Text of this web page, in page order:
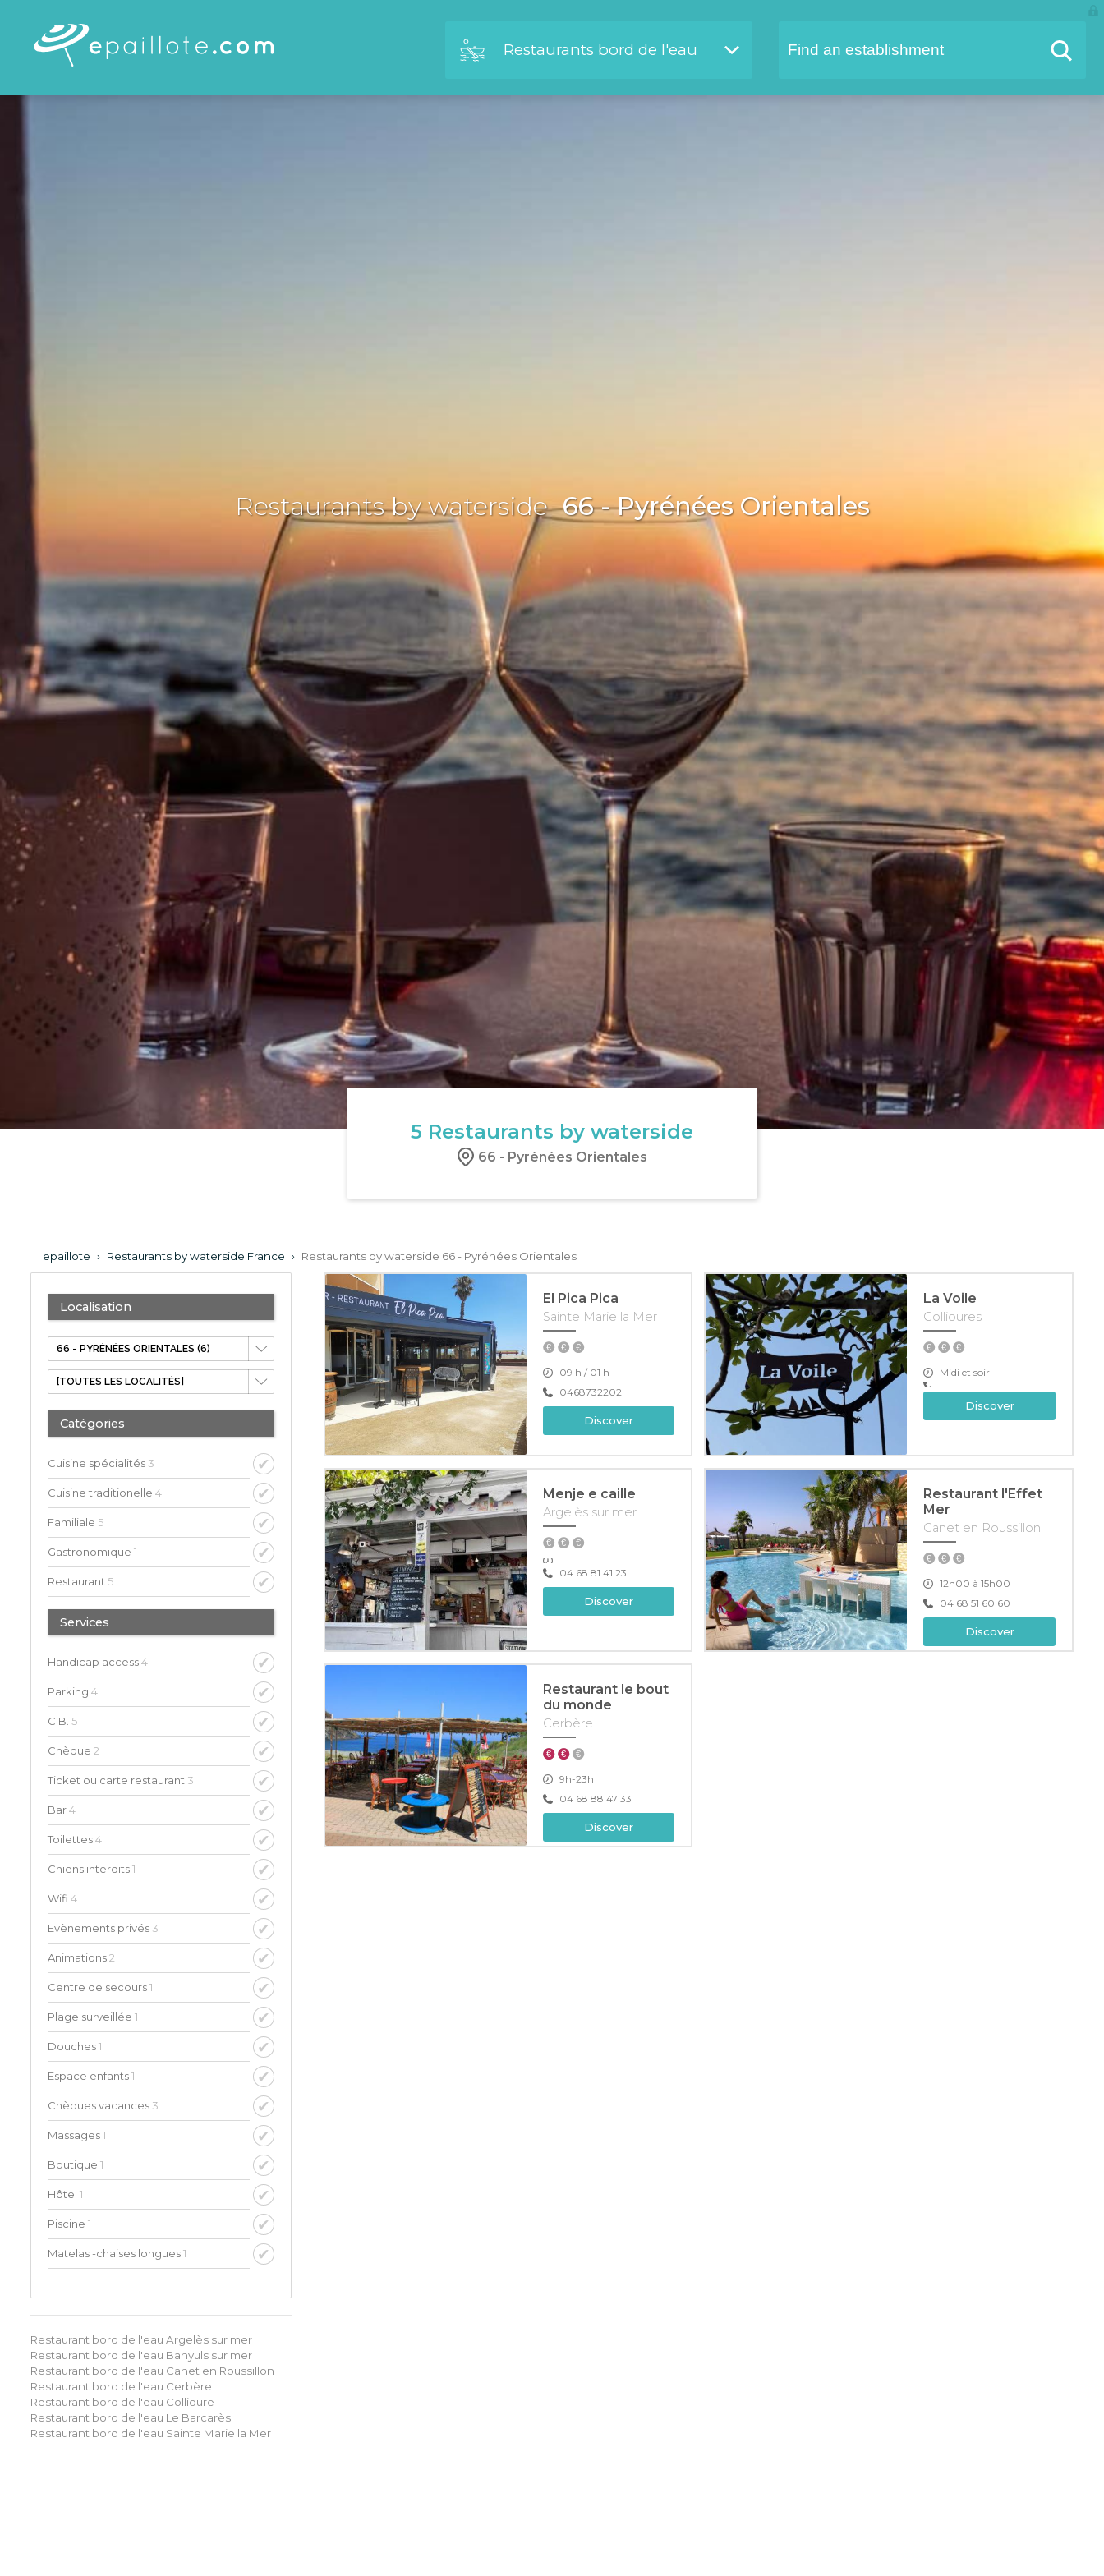
Restaurants bord de l'eau
Restaurants by waterside 66 - Pyrénées Orientales
5 Restaurants by waterside
66 - Pyrénées Orientales
epaillote › Restaurants by waterside France › Restaurants by waterside 66 - Pyrénées Orientales
Localisation
Catégories
Cuisine spécialités 3
Cuisine traditionelle 4
Familiale 5
Gastronomique 1
Restaurant5
Services
Handicap access4
Parking 4
C.B. 5
Chèque 2
Ticket ou carte restaurant 3
Bar4
Toilettes4
Chiens interdits1
Wifi 4
Evènements privés 3
Animations2
Centre de secours1
Plage surveillée 1
Douches1
Espace enfants1
Chèques vacances 3
Massages1
Boutique 1
Hôtel 1
Piscine 1
Matelas -chaises longues1
Restaurant bord de l'eau Argelès sur mer
Restaurant bord de l'eau Banyuls sur mer
Restaurant bord de l'eau Canet en Roussillon
Restaurant bord de l'eau Cerbère
Restaurant bord de l'eau Collioure
Restaurant bord de l'eau Le Barcarès
Restaurant bord de l'eau Sainte Marie la Mer
El Pica Pica
Sainte Marie la Mer
09 h / 01 h
0468732202
Discover
La Voile
Collioures
Midi et soir
Discover
Menje e caille
Argelès sur mer
04 68 81 41 23
Discover
Restaurant l'Effet
Mer
Canet en Roussillon
12h00 à 15h00
04 68 51 60 60
Discover
Restaurant le bout
du monde
Cerbère
9h-23h
04 68 88 47 33
Discover